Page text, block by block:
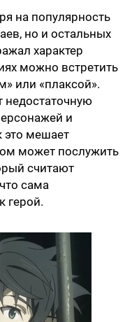
на популярность
но и остальных
характер
можно встретить
или «плаксой».
недостаточную
и
это мешает
может послужить
считают
сама
герой.